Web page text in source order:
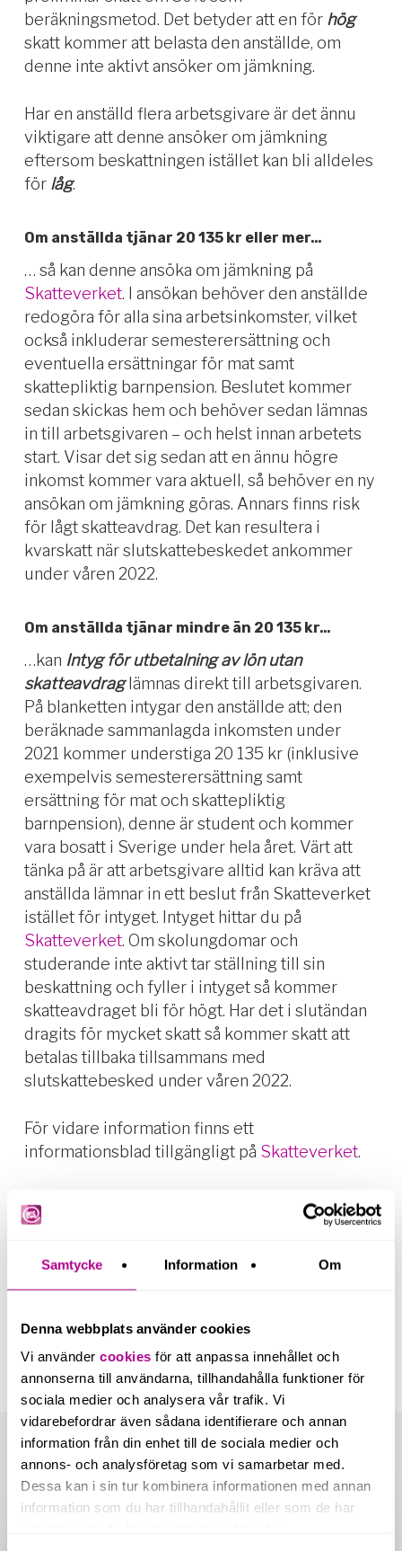
Samtycke Information Om
Denna webbplats använder cookies
Vi använder cookies för att anpassa innehållet och
annonserna till användarna, tillhandahålla funktioner för
sociala medier och analysera vår trafik. Vi
vidarebefordrar även sådana identifierare och annan
information från din enhet till de sociala medier och
annons- och analysföretag som vi samarbetar med.
Dessa kan i sin tur kombinera informationen med annan
information som du har tillhandahållit eller som de har
beräkningsmetod. Det betyder att en för hög
skatt kommer att belasta den anställde, om
denne inte aktivt ansöker om jämkning.
Har en anställd flera arbetsgivare är det ännu
viktigare att denne ansöker om jämkning
eftersom beskattningen istället kan bli alldeles
för låg.
Om anställda tjänar 20 135 kr eller mer…
… så kan denne ansöka om jämkning på
Skatteverket. I ansökan behöver den anställde
redogöra för alla sina arbetsinkomster, vilket
också inkluderar semesterersättning och
eventuella ersättningar för mat samt
skattepliktig barnpension. Beslutet kommer
sedan skickas hem och behöver sedan lämnas
in till arbetsgivaren – och helst innan arbetets
start. Visar det sig sedan att en ännu högre
inkomst kommer vara aktuell, så behöver en ny
ansökan om jämkning göras. Annars finns risk
för lågt skatteavdrag. Det kan resultera i
kvarskatt när slutskattebeskedet ankommer
under våren 2022.
Om anställda tjänar mindre än 20 135 kr…
…kan Intyg för utbetalning av lön utan
skatteavdraglämnas direkt till arbetsgivaren.
På blanketten intygar den anställde att; den
beräknade sammanlagda inkomsten under
2021 kommer understiga 20 135 kr (inklusive
exempelvis semesterersättning samt
ersättning för mat och skattepliktig
barnpension), denne är student och kommer
vara bosatt i Sverige under hela året. Värt att
tänka på är att arbetsgivare alltid kan kräva att
anställda lämnar in ett beslut från Skatteverket
istället för intyget. Intyget hittar du på
Skatteverket. Om skolungdomar och
studerande inte aktivt tar ställning till sin
beskattning och fyller i intyget så kommer
skatteavdraget bli för högt. Har det i slutändan
dragits för mycket skatt så kommer skatt att
betalas tillbaka tillsammans med
slutskattebesked under våren 2022.
För vidare information finns ett
informationsblad tillgängligt på Skatteverket.
Tycker du att det låter krångligt?
Välkommen att kontakta oss eller läs mer om
hur vi kan hjälpa dig med
lönehanteringen här
Related Posts
Nya